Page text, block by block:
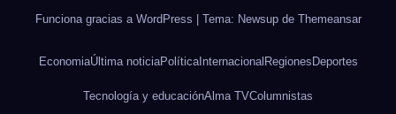
Funciona gracias a WordPress Tema: Newsup de Themeansar
EconomiaÚltima noticiaPolíticaInternacional Regiones Deportes
Tecnología y educaciónAlma TVColumnistas